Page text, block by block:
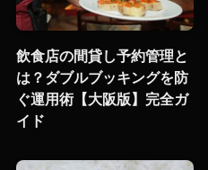
飲食店の間貸し予約管理と
は？ダブルブッキングを防
ぐ運用術【大阪版】完全ガ
イド